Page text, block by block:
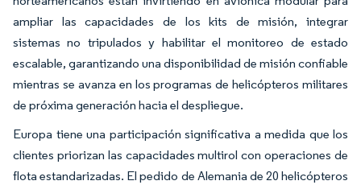
ampliar las capacidades de los kits de misión, integrar
sistemas no tripulados y habilitar el monitoreo de estado
escalable, garantizando una disponibilidad de misión confiable
mientras se avanza en los programas de helicópteros militares
de próxima generación hacia el despliegue.
Europa tiene una participación significativa a medida que los
clientes priorizan las capacidades multirol con operaciones de
flota estandarizadas. El pedido de Alemania de 20 helicópteros